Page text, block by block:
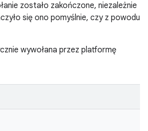
zostało zakończone, niezależnie
się ono pomyślnie, czy z powodu
wywołana przez platformę